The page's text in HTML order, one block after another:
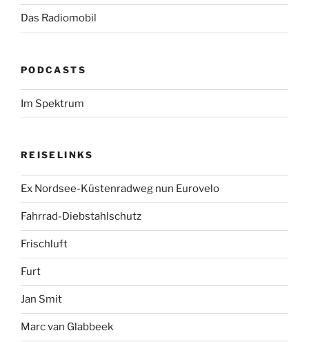
Das Radiomobil
PODCASTS
Im Spektrum
REISELINKS
Ex Nordsee-Küstenradweg nun Eurovelo
Fahrrad-Diebstahlschutz
Frischluft
Furt
Jan Smit
Marc van Glabbeek